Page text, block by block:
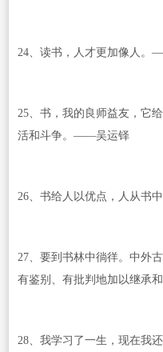
24、读书，人才更加像人。
25、书，我的良师益友，它
活和斗争。——吴运铎
26、书给人以优点，人从书
27、要到书林中徜徉。中外
有鉴别、有批判地加以继承
28、我学习了一生，现在我